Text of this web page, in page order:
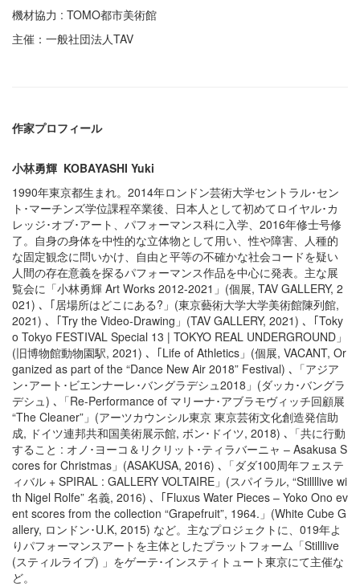
機材協力 : TOMO都市美術館
主催：一般社団法人TAV
作家プロフィール
小林勇輝 KOBAYASHI Yuki
1990年東京都生まれ。2014年ロンドン芸術大学セントラル･セン
ト･マーチンズ学位課程卒業後、日本人として初めてロイヤル･カ
レッジ･オブ･アート、パフォーマンス科に入学、2016年修士号修
了。自身の身体を中性的な立体物として用い、性や障害、人種的
な固定観念に問いかけ、自由と平等の不確かな社会コードを疑い
人間の存在意義を探るパフォーマンス作品を中心に発表。主な展
覧会に「小林勇輝 Art Works 2012-2021」(個展, TAV GALLERY, 2
021) ､「居場所はどこにある?」(東京藝術大学大学美術館陳列館,
2021) ､「Try the Video-​Drawing」(TAV GALLERY, 2021) ､「Toky
o Tokyo FESTIVAL Special 13 | TOKYO REAL UNDERGROUND」
(旧博物館動物園駅, 2021) ､「Life of Athletics」(個展, VACANT, Or
ganized as part of the “Dance New Air 2018” Festival) ､「アジア
ン･アート･ビエンナーレ･バングラデシュ2018」(ダッカ･バングラ
デシュ) ､「Re-Performance of マリーナ･アブラモヴィッチ回顧展
“The Cleaner”」(アーツカウンシル東京 東京芸術文化創造発信助
成, ドイツ連邦共和国美術展示館, ボン･ドイツ, 2018) ､「共に行動
すること : オノ･ヨーコ＆リクリット･ティラバーニャ – Asakusa S
cores for Christmas」(ASAKUSA, 2016) ､「ダダ100周年フェステ
ィバル + SPIRAL : GALLERY VOLTAIRE」(スパイラル, “Stillllive wi
th Nigel Rolfe” 名義, 2016) ､「Fluxus Water Pieces – Yoko Ono ev
ent scores from the collection “Grapefruit”, 1964.」(White Cube G
allery, ロンドン･U.K, 2015) など。主なプロジェクトに、019年よ
りパフォーマンスアートを主体としたプラットフォーム「Stilllive
(スティルライブ) 」をゲーテ･インスティトュート東京にて主催な
ど。